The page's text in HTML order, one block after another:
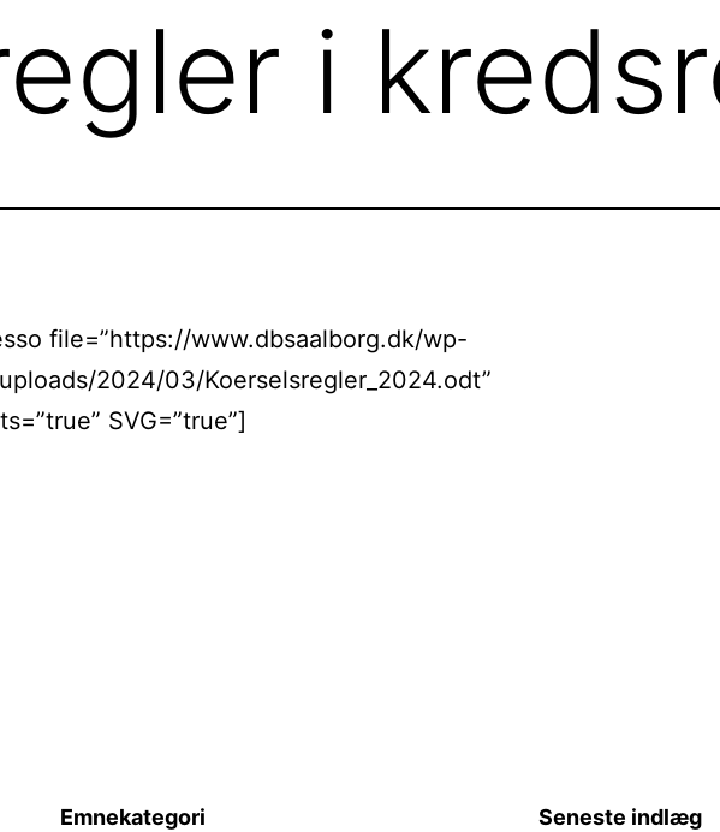
i
file=”https://www.dbsaalborg.dk/wp-
2024/03/Koerselsregler_2024.odt”
SVG=”true”]
Emnekategori Seneste indlæg